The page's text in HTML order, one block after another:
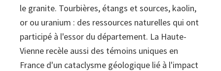
le granite. Tourbières, étangs et sources, kaolin,
or ou uranium : des ressources naturelles qui ont
participé à l'essor du département. La Haute-
Vienne recèle aussi des témoins uniques en
France d'un cataclysme géologique lié à l'impact